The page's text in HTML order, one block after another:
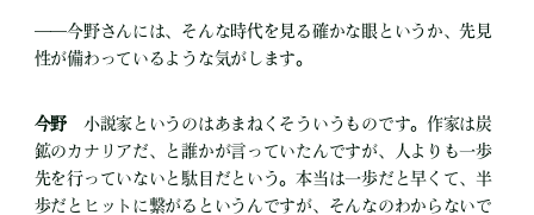
――今野さんには、そんな時代を見る確かな眼というか、先見
性が備わっているような気がします。
今野 小説家というのはあまねくそういうものです。作家は炭
鉱のカナリアだ、と誰かが言っていたんですが、人よりも一歩
先を行っていないと駄目だという。本当は一歩だと早くて、半
歩だとヒットに繋がるというんですが、そんなのわからないで